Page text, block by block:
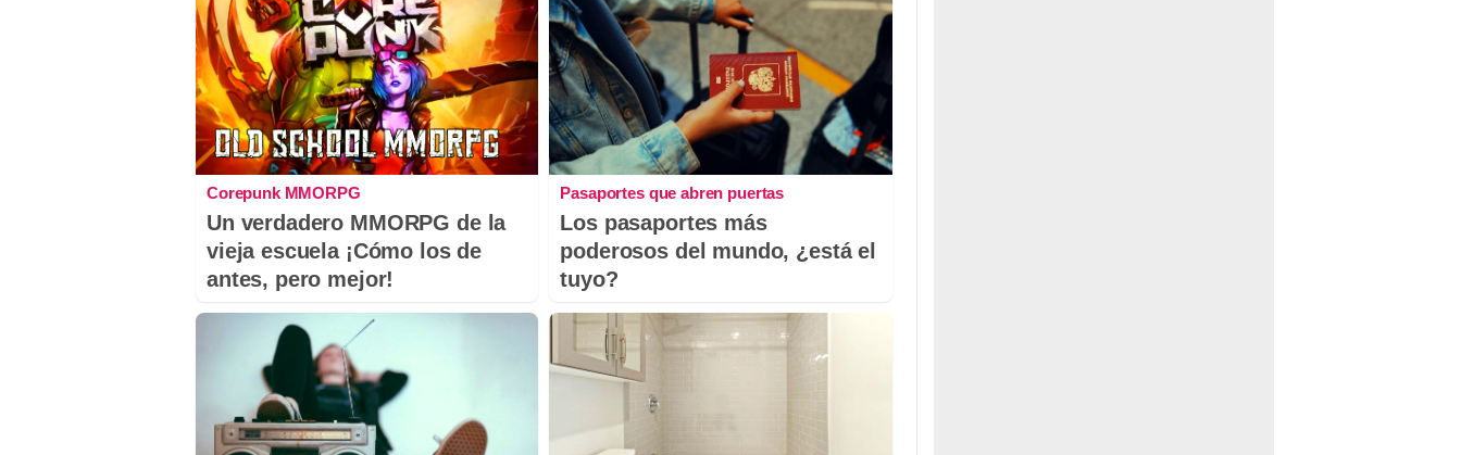
Corepunk MMORPG
Un verdadero MMORPG de la
vieja escuela ¡Cómo los de
antes, pero mejor!
Pasaportes que abren puertas
Los pasaportes más
poderosos del mundo, ¿está el
tuyo?